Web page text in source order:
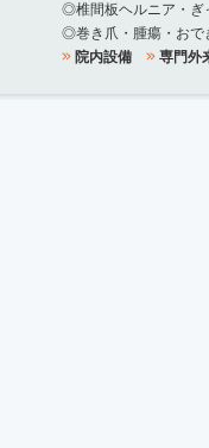
◎椎間板ヘルニア・ぎ
◎巻き爪・腫瘍・おで
院内設備
専門外